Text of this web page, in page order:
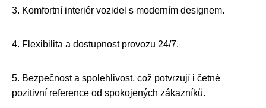
3. Komfortní interiér vozidel s moderním designem.
4. Flexibilita a dostupnost provozu 24/7.
5. Bezpečnost a spolehlivost, což potvrzují i četné
pozitivní reference od spokojených zákazníků.